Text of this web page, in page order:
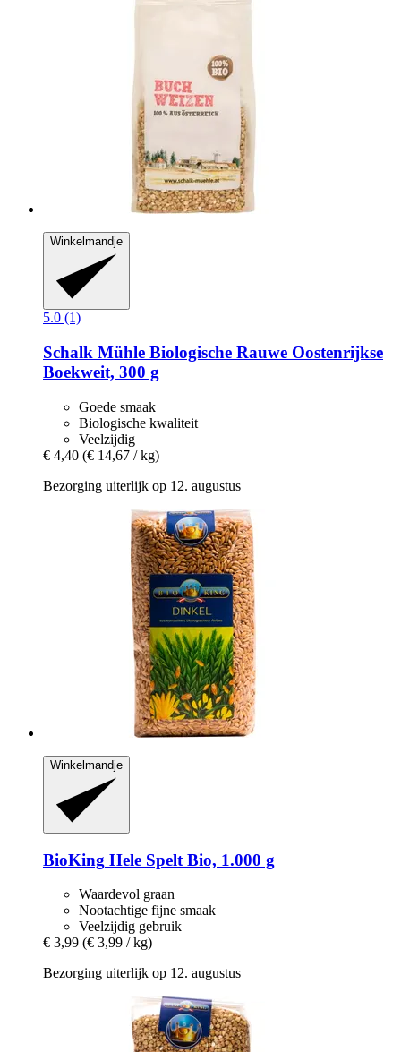
Winkelmandje
5.0 (1)
Schalk Mühle Biologische Rauwe Oostenrijkse
Boekweit, 300 g
Goede smaak
Biologische kwaliteit
Veelzijdig
€ 4,40 (€ 14,67 / kg)
Bezorging uiterlijk op 12. augustus
Winkelmandje
BioKing Hele Spelt Bio, 1.000 g
Waardevol graan
Nootachtige fijne smaak
Veelzijdig gebruik
€ 3,99 (€ 3,99 / kg)
Bezorging uiterlijk op 12. augustus